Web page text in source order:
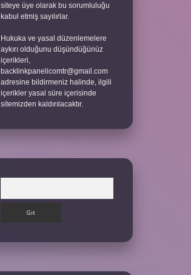
siteye üye olarak bu sorumluluğu
kabul etmiş sayılırlar.
Hukuka ve yasal düzenlemelere
aykırı olduğunu düşündüğünüz
içerikleri,
backlinkpanelicomtr@gmail.com
adresine bildirmeniz halinde, ilgili
içerikler yasal süre içerisinde
sitemizden kaldırılacaktır.